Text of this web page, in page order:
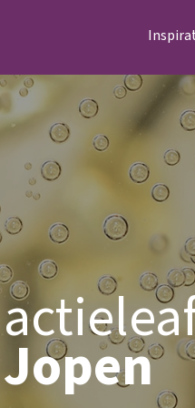
Jopen